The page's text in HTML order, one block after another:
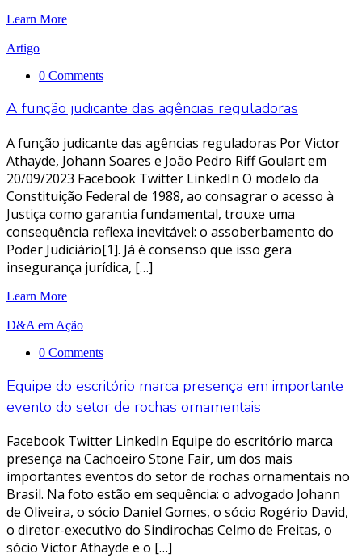
Learn More
Artigo
0 Comments
A função judicante das agências reguladoras
A função judicante das agências reguladoras Por Victor
Athayde, Johann Soares e João Pedro Riff Goulart em
20/09/2023 Facebook Twitter LinkedIn O modelo da
Constituição Federal de 1988, ao consagrar o acesso à
Justiça como garantia fundamental, trouxe uma
consequência reflexa inevitável: o assoberbamento do
Poder Judiciário[1]. Já é consenso que isso gera
insegurança jurídica, […]
Learn More
D&A em Ação
0 Comments
Equipe do escritório marca presença em importante
evento do setor de rochas ornamentais
Facebook Twitter LinkedIn Equipe do escritório marca
presença na Cachoeiro Stone Fair, um dos mais
importantes eventos do setor de rochas ornamentais no
Brasil. Na foto estão em sequência: o advogado Johann
de Oliveira, o sócio Daniel Gomes, o sócio Rogério David,
o diretor-executivo do Sindirochas Celmo de Freitas, o
sócio Victor Athayde e o […]